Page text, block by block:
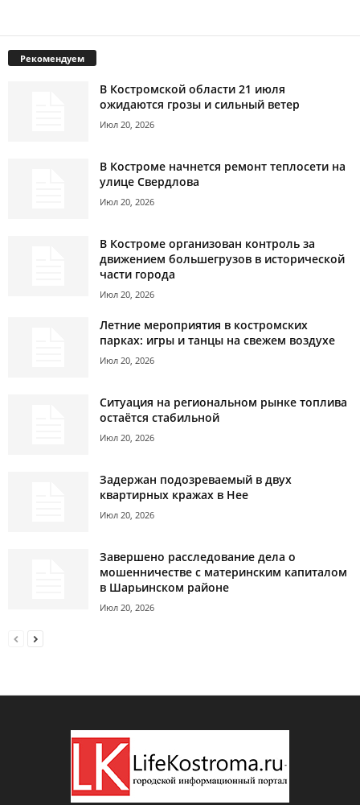
Рекомендуем
В Костромской области 21 июля
ожидаются грозы и сильный ветер
Июл 20, 2026
В Костроме начнется ремонт теплосети на
улице Свердлова
Июл 20, 2026
В Костроме организован контроль за
движением большегрузов в исторической
части города
Июл 20, 2026
Летние мероприятия в костромских
парках: игры и танцы на свежем воздухе
Июл 20, 2026
Ситуация на региональном рынке топлива
остаётся стабильной
Июл 20, 2026
Задержан подозреваемый в двух
квартирных кражах в Нее
Июл 20, 2026
Завершено расследование дела о
мошенничестве с материнским капиталом
в Шарьинском районе
Июл 20, 2026